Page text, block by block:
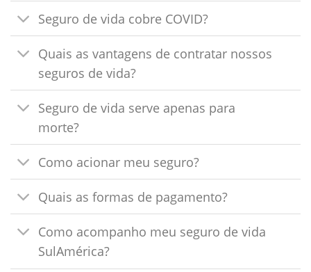
Seguro de vida cobre COVID?
Quais as vantagens de contratar nossos
seguros de vida?
Seguro de vida serve apenas para
morte?
Como acionar meu seguro?
Quais as formas de pagamento?
Como acompanho meu seguro de vida
SulAmérica?